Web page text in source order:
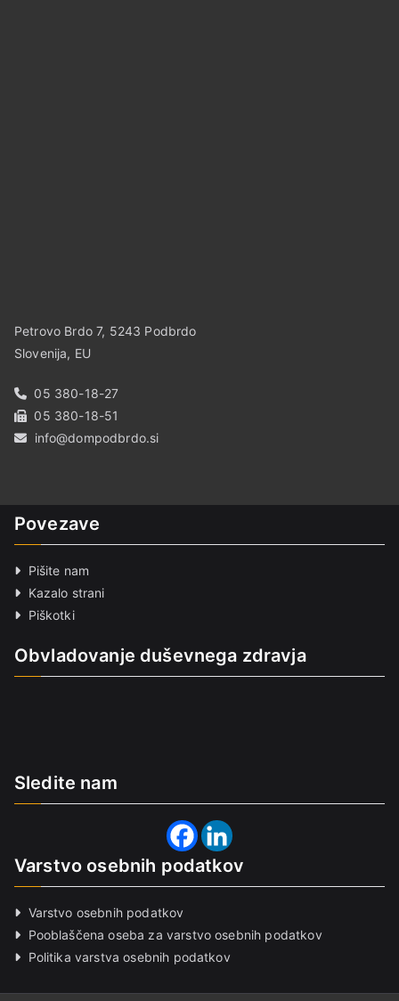
Petrovo Brdo 7, 5243 Podbrdo
Slovenija, EU
05 380-18-27
05 380-18-51
info@dompodbrdo.si
Povezave
Pišite nam
Kazalo strani
Piškotki
Obvladovanje duševnega zdravja
Sledite nam
Varstvo osebnih podatkov
Varstvo osebnih podatkov
Pooblaščena oseba za varstvo osebnih podatkov
Politika varstva osebnih podatkov